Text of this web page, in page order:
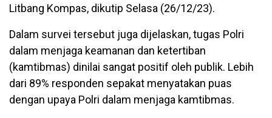
Litbang Kompas, dikutip Selasa (26/12/23).
Dalam survei tersebut juga dijelaskan, tugas Polri
dalam menjaga keamanan dan ketertiban
(kamtibmas) dinilai sangat positif oleh publik. Lebih
dari 89% responden sepakat menyatakan puas
dengan upaya Polri dalam menjaga kamtibmas.